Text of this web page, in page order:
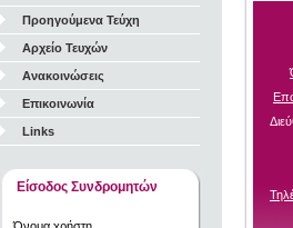
Προηγούμενα Τεύχη
Αρχείο Τευχών
Ανακοινώσεις
Επικοινωνία
Links
Είσοδος Συνδρομητών